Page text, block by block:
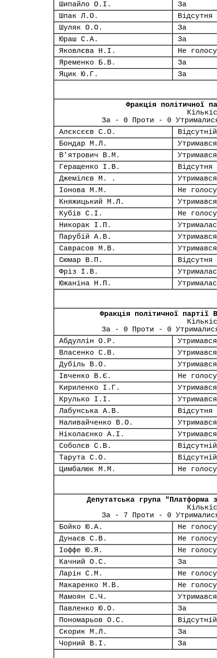
Шипайло О.І.
За
Шпак Л.О.
Відсутня
Шуляк О.О.
За
Юраш С.А.
За
Яковлєва Н.І.
Не
Яременко Б.В.
За
Яцик Ю.Г.
За
Фракція політичної
За - 0 Проти - 0
Алєксєєв С.О.
Відсутній
Бондар М.Л.
Утримався
В’ятрович В.М.
Утримався
Геращенко І.В.
Відсутня
Джемілєв М. .
Утримався
Іонова М.М.
Не
Княжицький М.Л.
Утримався
Кубів С.І.
Не
Никорак І.П.
Парубій А.В.
Утримався
Саврасов М.В.
Утримався
Сюмар В.П.
Відсутня
Фріз І.В.
Южаніна Н.П.
Фракція політичної партії
За - 0 Проти - 0
Абдуллін О.Р.
Утримався
Власенко С.В.
Утримався
Дубіль В.О.
Утримався
Івченко В.Є.
Не
Кириленко І.Г.
Утримався
Крулько І.І.
Утримався
Лабунська А.В.
Відсутня
Наливайченко В.О.
Утримався
Ніколаєнко А.І.
Утримався
Соболєв С.В.
Відсутній
Тарута С.О.
Відсутній
Цимбалюк М.М.
Не
Депутатська група
За - 7 Проти - 0
Бойко Ю.А.
Не
Дунаєв С.В.
Не
Іоффе Ю.Я.
Не
Качний О.С.
За
Ларін С.М.
Не
Макаренко М.В.
Не
Мамоян С.Ч.
Утримався
Павленко Ю.О.
За
Пономарьов О.С.
Відсутній
Скорик М.Л.
За
Чорний В.І.
За